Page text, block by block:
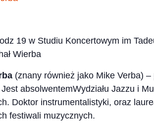
19 w Studiu Koncertowym im
Wierba
(znany również jako Mike Verba)
absolwentemWydziału Jazzu i
Doktor instrumentalistyki, oraz
festiwali muzycznych.